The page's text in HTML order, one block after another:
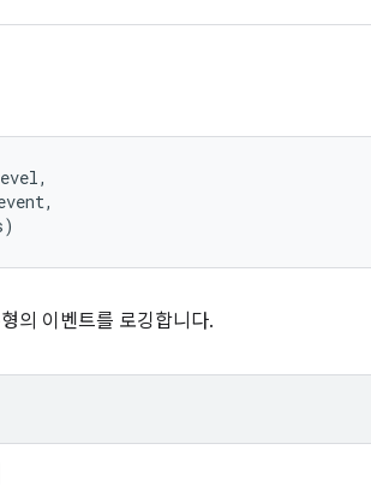
의 이벤트를 로깅합니다.